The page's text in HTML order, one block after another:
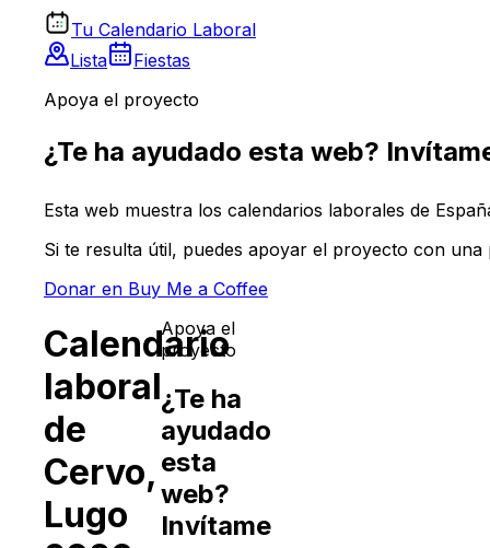
Tu Calendario Laboral
Lista
Fiestas
Apoya el proyecto
¿Te ha ayudado esta web?
Esta web muestra los calendarios laborales de
Si te resulta útil, puedes apoyar el proyecto con una
Donar en Buy Me a Coffee
Calendario
laboral
de
Cervo,
Lugo
Apoya el
proyecto
¿Te ha
ayudado
esta
web?
Invítame